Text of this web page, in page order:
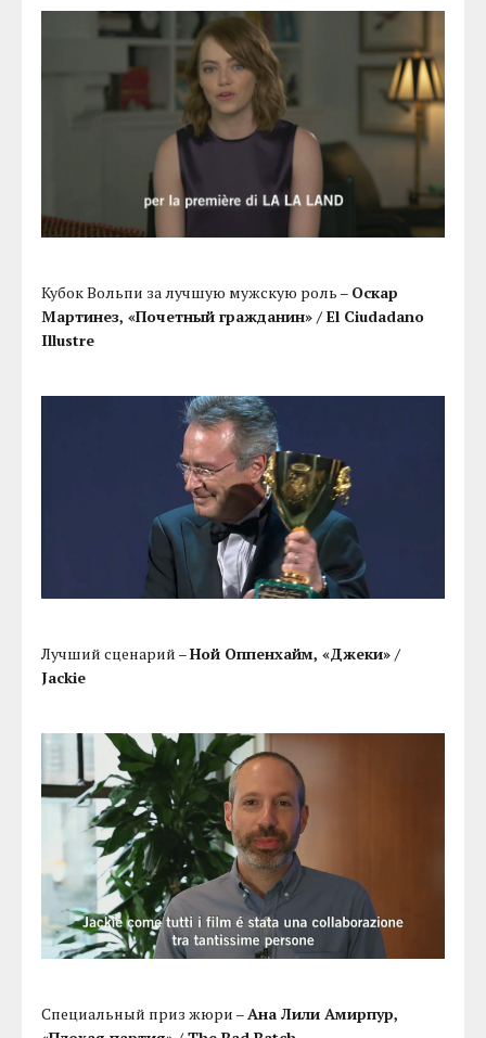
Кубок Вольпи за лучшую мужскую роль – Оскар
Мартинез, «Почетный гражданин» / El Ciudadano
Illustre
Лучший сценарий –Ной Оппенхайм, «Джеки» /
Jackie
Специальный приз жюри –Ана Лили Амирпур,